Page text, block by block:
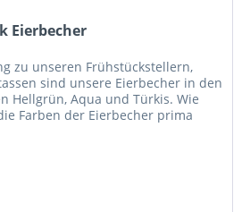
Eierbecher
zu unseren Frühstückstellern,
sind unsere Eierbecher in den
Hellgrün, Aqua und Türkis. Wie
Farben der Eierbecher prima